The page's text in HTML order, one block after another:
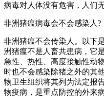
病毒对人体没有危害，人们
非洲猪瘟病毒会不会感染人?
非洲猪瘟不会传染人。以下
洲猪瘟不是人畜共患病，它
急性、热性、高度接触性动
时也不会感染除猪之外的其
物卫生组织将其列为法定报
物疫病，是重点防控的外来病